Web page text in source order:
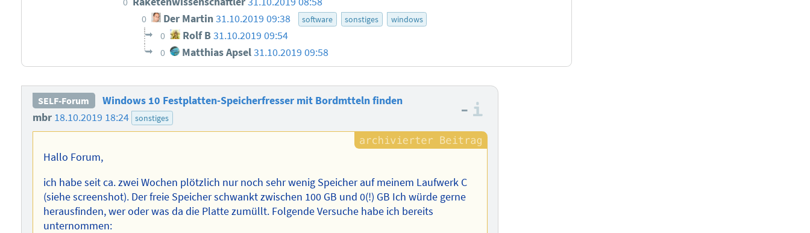
0 Der Martin31.10.2019 09:38 software sonstiges windows
0 Rolf B31.10.2019 09:54
0 Matthias Apsel 31.10.2019 09:58
SELF-Forum
Windows 10 Festplatten-Speicherfresser mit Bordmtteln finden
mbr 18.10.2019 18:24 sonstiges –
Hallo Forum,
ich habe seit ca. zwei Wochen plötzlich nur noch sehr wenig Speicher auf meinem Laufwerk C
(siehe screenshot). Der freie Speicher schwankt zwischen 100 GB und 0(!) GB Ich würde gerne
herausfinden, wer oder was da die Platte zumüllt. Folgende Versuche habe ich bereits
unternommen: